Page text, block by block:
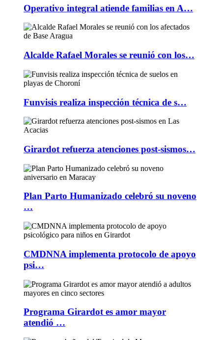
Operativo integral atiende familias en A…
Alcalde Rafael Morales se reunió con los…
Funvisis realiza inspección técnica de s…
Girardot refuerza atenciones post-sismos…
Plan Parto Humanizado celebró su noveno
…
CMDNNA implementa protocolo de apoyo
psi…
Programa Girardot es amor mayor
atendió …